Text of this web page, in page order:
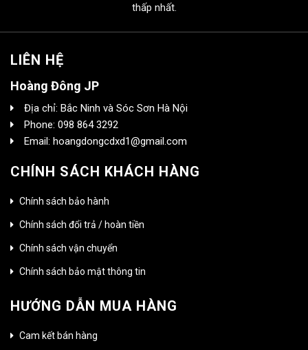
thấp nhất.
LIÊN HỆ
Hoàng Đông JP
Địa chỉ: Bắc Ninh và Sóc Sơn Hà Nội
Phone: 098 864 3292
Email: hoangdongcdxd1@gmail.com
CHÍNH SÁCH KHÁCH HÀNG
Chính sách bảo hành
Chính sách đổi trả / hoàn tiền
Chính sách vận chuyển
Chính sách bảo mật thông tin
HƯỚNG DẪN MUA HÀNG
Cam kết bán hàng